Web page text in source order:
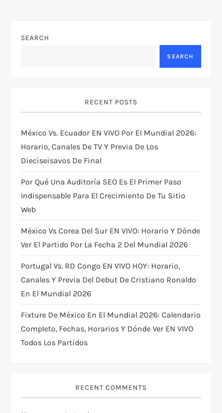
g
a
t
i
o
n
SEARCH
SEARCH
RECENT POSTS
México Vs. Ecuador EN VIVO Por El Mundial 2026:
Horario, Canales De TV Y Previa De Los
Dieciseisavos De Final
Por Qué Una Auditoría SEO Es El Primer Paso
Indispensable Para El Crecimiento De Tu Sitio
Web
México Vs Corea Del Sur EN VIVO: Horario Y Dónde
Ver El Partido Por La Fecha 2 Del Mundial 2026
Portugal Vs. RD Congo EN VIVO HOY: Horario,
Canales Y Previa Del Debut De Cristiano Ronaldo
En El Mundial 2026
Fixture De México En El Mundial 2026: Calendario
Completo, Fechas, Horarios Y Dónde Ver EN VIVO
Todos Los Partidos
RECENT COMMENTS